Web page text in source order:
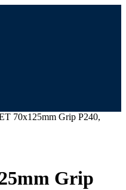
70x125mm Grip P240,
Grip